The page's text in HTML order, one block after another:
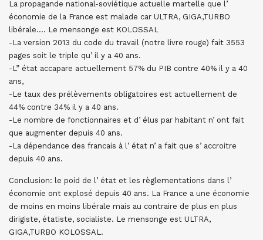
La propagande national-soviétique actuelle martelle que l’
économie de la France est malade car ULTRA, GIGA,TURBO
libérale…. Le mensonge est KOLOSSAL
-La version 2013 du code du travail (notre livre rouge) fait 3553
pages soit le triple qu’ il y a 40 ans.
-L” état accapare actuellement 57% du PIB contre 40% il y a 40
ans,
-Le taux des prélèvements obligatoires est actuellement de
44% contre 34% il y a 40 ans.
-Le nombre de fonctionnaires et d’ élus par habitant n’ ont fait
que augmenter depuis 40 ans.
-La dépendance des francais à l’ état n’ a fait que s’ accroitre
depuis 40 ans.
Conclusion: le poid de l’ état et les règlementations dans l’
économie ont explosé depuis 40 ans. La France a une économie
de moins en moins libérale mais au contraire de plus en plus
dirigiste, étatiste, socialiste. Le mensonge est ULTRA,
GIGA,TURBO KOLOSSAL.